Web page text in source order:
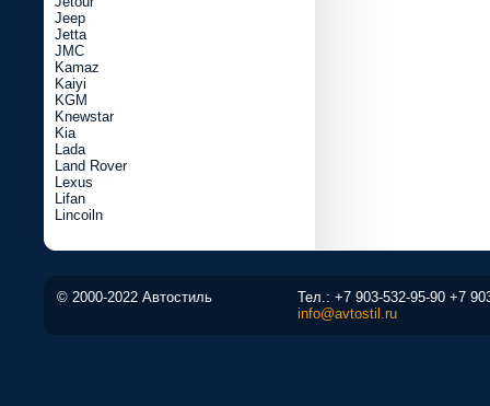
Jeep
Jetta
JMC
Kamaz
Kaiyi
KGM
Knewstar
Kia
Lada
Land Rover
Lexus
Lifan
Lincoiln
© 2000-2022 Автостиль Тел.: +7 903-532-95-90 +7
info@avtostil.ru